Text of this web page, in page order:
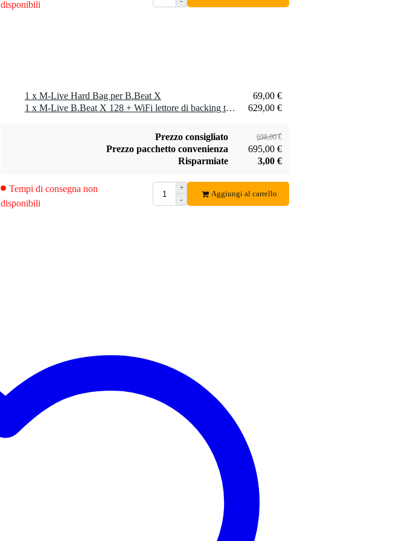
Devine PRO 5000
disponibili
1 x M-Live Hard Bag per B.Beat X
69,00 €
1 x M-Live B.Beat X 128 + WiFi lettore di backing track
629,00 €
Prezzo consigliato 698,00 €
Prezzo pacchetto convenienza
695,00 €
Risparmiate
3,00 €
Tempi di consegna non
disponibili
+
-
Aggiungi al carrello